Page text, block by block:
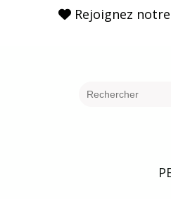
 Rejoignez